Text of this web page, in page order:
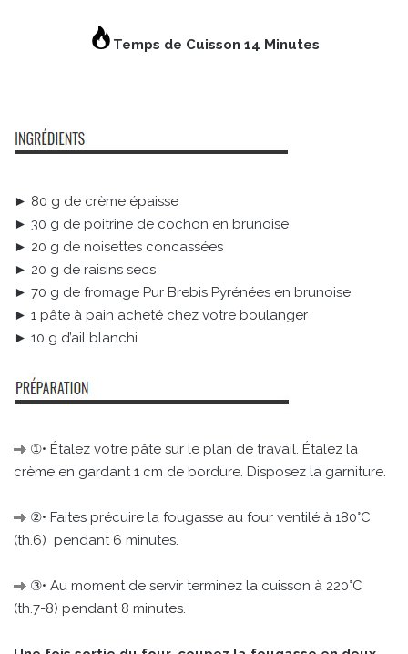
Temps de Cuisson 14 Minutes
► 80 g de crème épaisse
► 30 g de poitrine de cochon en brunoise
► 20 g de noisettes concassées
► 20 g de raisins secs
► 70 g de fromage Pur Brebis Pyrénées en brunoise
► 1 pâte à pain acheté chez votre boulanger
► 10 g d’ail blanchi
①• Étalez votre pâte sur le plan de travail. Étalez la
crème en gardant 1 cm de bordure. Disposez la garniture.
②• Faites précuire la fougasse au four ventilé à 180°C
(th.6) pendant 6 minutes.
③• Au moment de servir terminez la cuisson à 220°C
(th.7-8) pendant 8 minutes.